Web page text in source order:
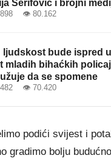
Šerifović i brojni
👁 80.162
ljudskost bude ispred
mladih bihaćkih
da se spomene
👁 70.420
podići svijest i
gradimo bolju